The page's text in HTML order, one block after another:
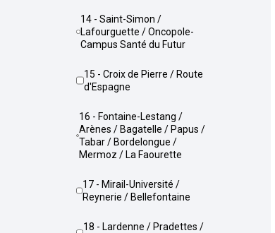
14 - Saint-Simon /
Lafourguette / Oncopole-
Campus Santé du Futur
15 - Croix de Pierre / Route
d'Espagne
16 - Fontaine-Lestang /
Arènes / Bagatelle / Papus /
Tabar / Bordelongue /
Mermoz / La Faourette
17 - Mirail-Université /
Reynerie / Bellefontaine
18 - Lardenne / Pradettes /